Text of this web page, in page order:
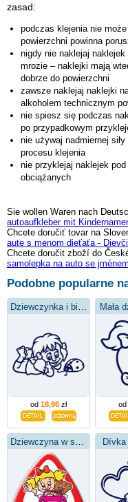
zasad:
podczas klejenia nie
powierzchni powinna
nigdy nie naklejaj
mrozie – naklejki mają
dobrze do powierzchni
zawsze naklejaj naklejki
alkoholem technicznym
nie spiesz się podczas
po przypadkowym
nie używaj nadmiernej
procesu klejenia
nie przyklejaj naklejek
obciążanych
Sie wollen Waren nach
autoaufkleber mit
Chcete doručiť tovar na
aute s menom dieťaťa -
Chcete doručit zboží do
samolepka na auto se
Podobne popularne
od 18,96 zł
Mała
od
Dívka